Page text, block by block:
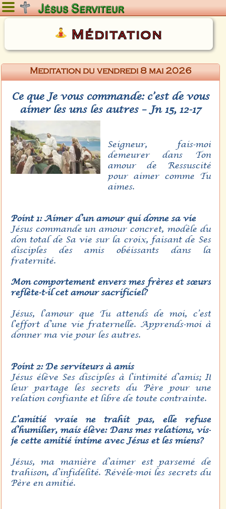
Vendredi 7 août 2026
Méditation
Meditation du vendredi 8 mai 2026
Ce que Je vous commande: c’est de vous
aimer les uns les autres – Jn 15, 12-17
Seigneur, fais-moi
demeurer dans Ton
amour de Ressuscité
pour aimer comme Tu
aimes.
Point 1: Aimer d’un amour qui donne sa vie
Jésus commande un amour concret, modèle du
don total de Sa vie sur la croix, faisant de Ses
disciples des amis obéissants dans la
fraternité.
Mon comportement envers mes frères et sœurs
reflète-t-il cet amour sacrificiel?
Jésus, l’amour que Tu attends de moi, c’est
l’effort d’une vie fraternelle. Apprends-moi à
donner ma vie pour les autres.
Point 2: De serviteurs à amis
Jésus élève Ses disciples à l’intimité d’amis; Il
leur partage les secrets du Père pour une
relation confiante et libre de toute contrainte.
L’amitié vraie ne trahit pas, elle refuse
d’humilier, mais élève: Dans mes relations, vis-
je cette amitié intime avec Jésus et les miens?
Jésus, ma manière d’aimer est parsemé de
trahison, d’infidélité. Révèle-moi les secrets du
Père en amitié.